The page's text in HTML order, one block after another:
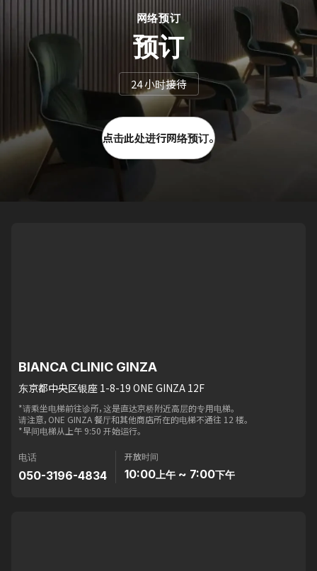
网络预订
预订
24 小时接待
点击此处进行网络预订。
BIANCA CLINIC GINZA
东京都中央区银座 1-8-19 ONE GINZA 12F
*请乘坐电梯前往诊所，这是直达京桥附近高层的专用电梯。
请注意，ONE GINZA 餐厅和其他商店所在的电梯不通往 12 楼。
*早间电梯从上午 9:50 开始运行。
电话
050-3196-4834
开放时间
10:00 上午 ~ 7:00下午